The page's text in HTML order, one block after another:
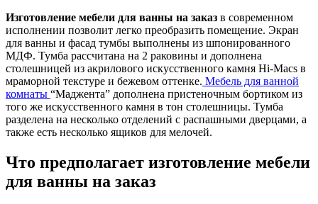
Изготовление мебели для ванны на заказ в современном
исполнении позволит легко преобразить помещение. Экран
для ванны и фасад тумбы выполнены из шпонированного
МДФ. Тумба рассчитана на 2 раковины и дополнена
столешницей из акрилового искусственного камня Hi-Macs в
мраморной текстуре и бежевом оттенке. Мебель для ванной
комнаты “Маджента” дополнена пристеночным бортиком из
того же искусственного камня в тон столешницы. Тумба
разделена на несколько отделений с распашными дверцами, а
также есть несколько ящиков для мелочей.
Что предполагает изготовление мебели
для ванны на заказ